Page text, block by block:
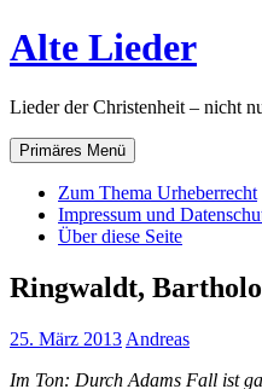
Zum
Inhalt
Alte Lieder
Lieder der Christenheit – nicht
Primäres Menü
Zum Thema Urheberrecht
Impressum und
Über diese Seite
Ringwaldt,
25. März 2013 Andreas
Im Ton: Durch Adams Fall ist